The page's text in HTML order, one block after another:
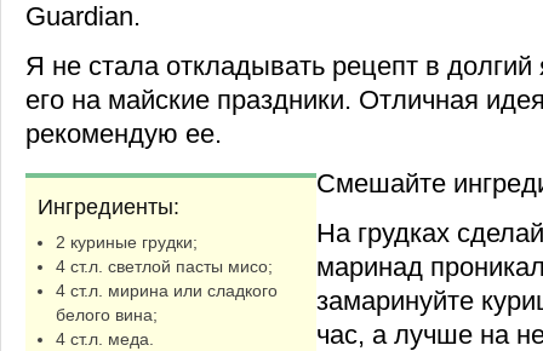
Guardian.
Я не стала откладывать рецепт в
его на майские праздники. Отличная
рекомендую ее.
Ингредиенты:
2 куриные грудки;
4 ст.л. светлой пасты мисо;
4 ст.л. мирина или сладкого
белого вина;
4 ст.л. меда.
Смешайте
На грудках
маринад
замаринуйте
час, а лучше на